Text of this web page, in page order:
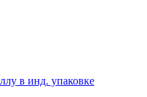
в инд. упаковке